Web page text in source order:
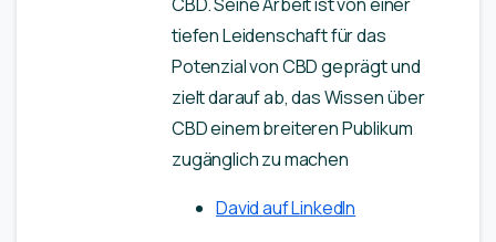
tiefen Leidenschaft für das
Potenzial von CBD geprägt und
zielt darauf ab, das Wissen über
CBD einem breiteren Publikum
zugänglich zu machen
David auf LinkedIn